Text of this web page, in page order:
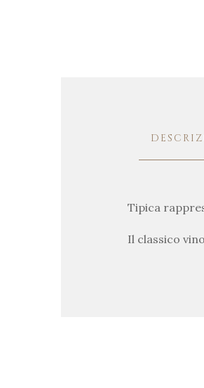
Tipica
Il classico